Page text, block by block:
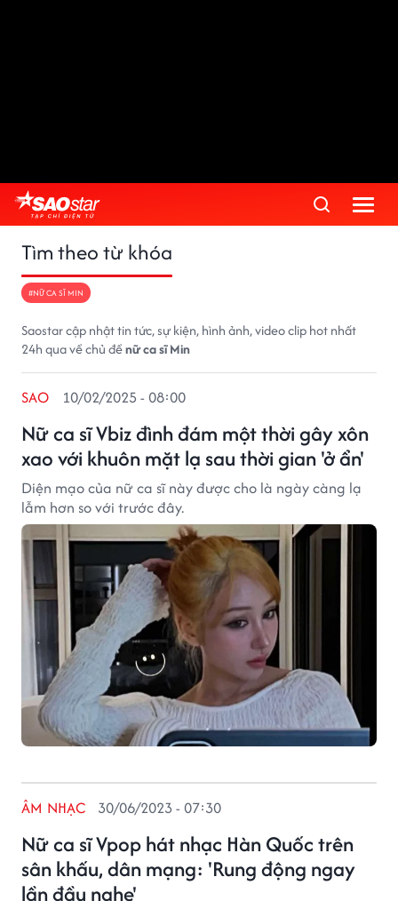
Tìm theo từ khóa
#NỮ CA SĨ MIN
Saostar cập nhật tin tức, sự kiện, hình ảnh, video clip hot nhất
24h qua về chủ đềnữ ca sĩ Min
Nữ ca sĩ Vbiz đình đám một thời gây xôn
xao với khuôn mặt lạ sau thời gian 'ở ẩn'
SAO 10/02/2025 - 08:00
Diện mạo của nữ ca sĩ này được cho là ngày càng lạ
lẫm hơn so với trước đây.
Nữ ca sĩ Vpop hát nhạc Hàn Quốc trên
sân khấu, dân mạng: 'Rung động ngay
lần đầu nghe'
ÂM NHẠC 30/06/2023 - 07:30